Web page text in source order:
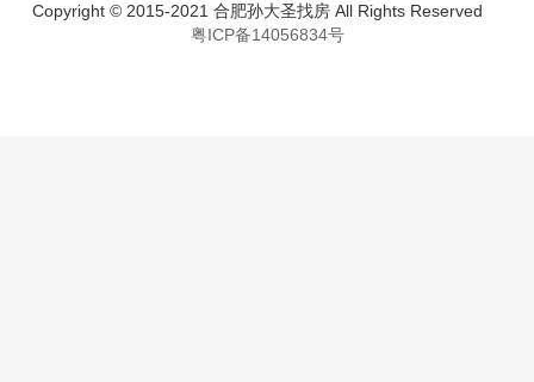
Copyright © 2015-2021 合肥孙大圣找房 All Rights Reserved
粤ICP备14056834号